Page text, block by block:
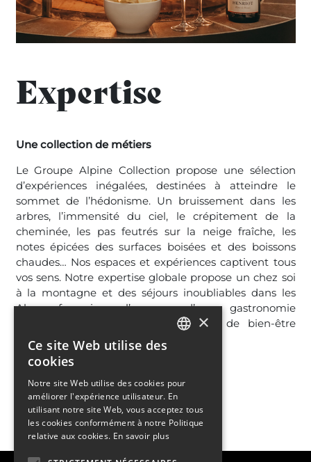
Expertise
Une collection de métiers
Le Groupe Alpine Collection propose une sélection
d’expériences inégalées, destinées à atteindre le
sommet de l’hédonisme. Un bruissement dans les
arbres, l’immensité du ciel, le crépitement de la
cheminée, les pas feutrés sur la neige fraîche, les
notes épicées des surfaces boisées et des boissons
chaudes… Nos espaces et expériences captivent tous
vos sens. Notre expertise globale propose un chez soi
à la montagne et des séjours inoubliables dans les
Alpes françaises, l’essence d’une gastronomie
généreuse, de paysages immaculés, de bien-être
sensoriel et de designs élégants.
×
Ce site Web utilise des
cookies
Notre site Web utilise des cookies pour
améliorer l'expérience utilisateur. En
utilisant notre site Web, vous acceptez tous
les cookies conformément à notre Politique
relative aux cookies. En savoir plus